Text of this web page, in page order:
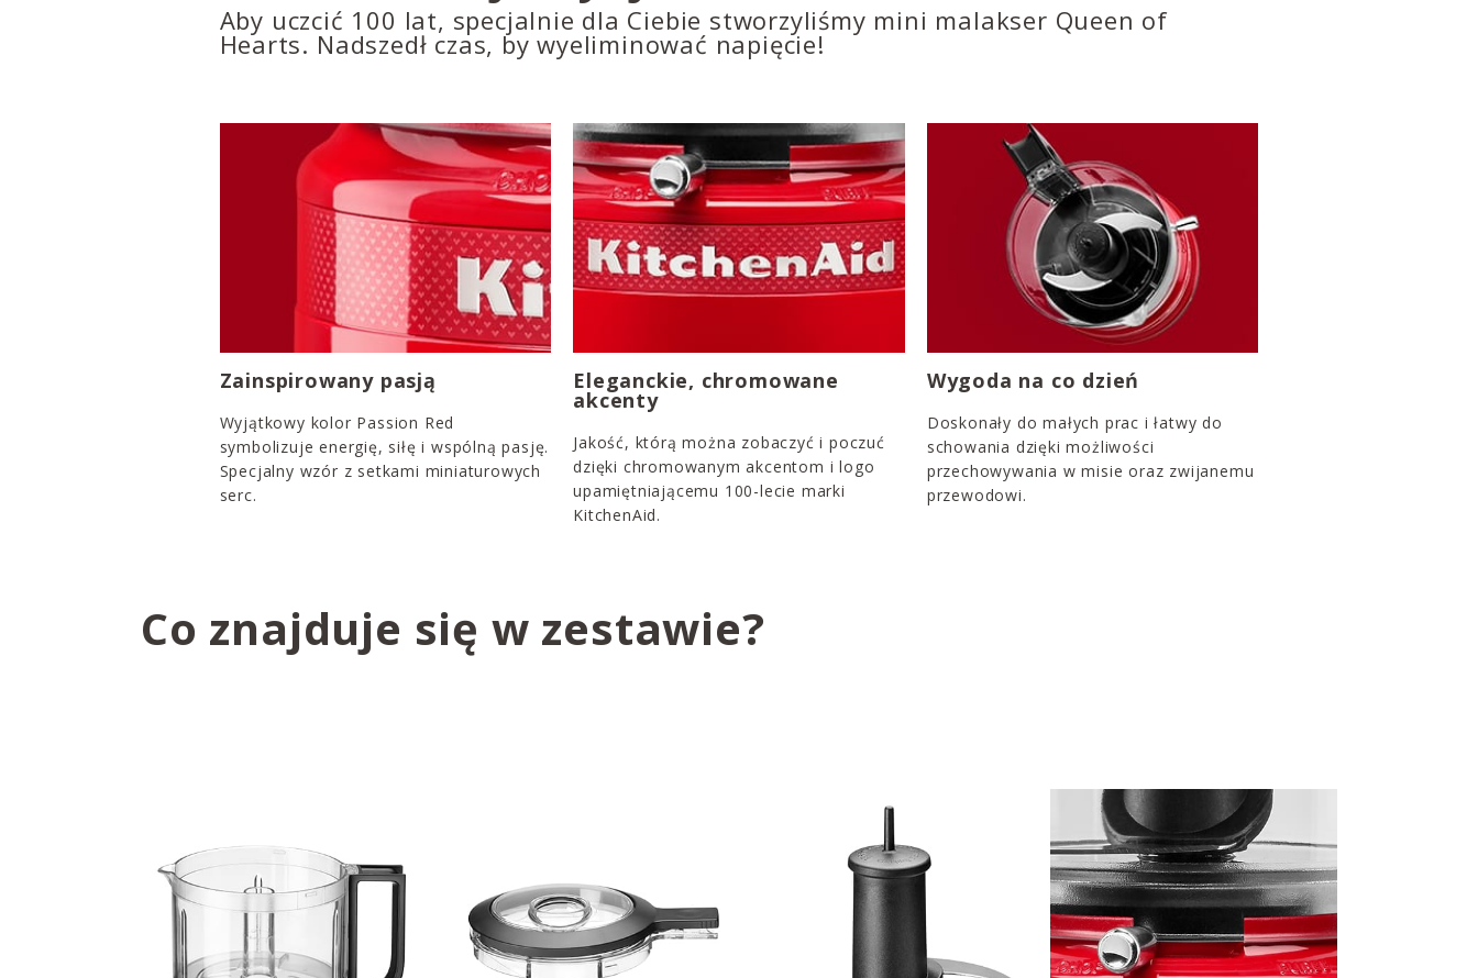
Aby uczcić 100 lat, specjalnie dla Ciebie stworzyliśmy mini malakser Queen of
Hearts. Nadszedł czas, by wyeliminować napięcie!
Zainspirowany pasją
Wyjątkowy kolor Passion Red
symbolizuje energię, siłę i wspólną pasję.
Specjalny wzór z setkami miniaturowych
serc.
Eleganckie, chromowane
akcenty
Jakość, którą można zobaczyć i poczuć
dzięki chromowanym akcentom i logo
upamiętniającemu 100-lecie marki
KitchenAid.
Wygoda na co dzień
Doskonały do małych prac i łatwy do
schowania dzięki możliwości
przechowywania w misie oraz zwijanemu
przewodowi.
Co znajduje się w zestawie?